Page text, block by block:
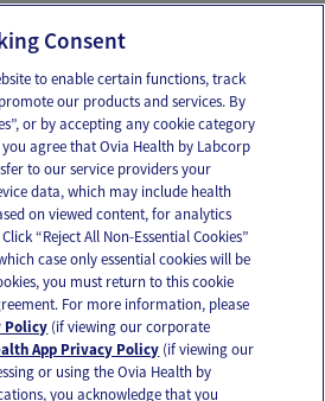
Consent
to enable certain functions, track
our products and services. By
or by accepting any cookie category
agree that Ovia Health by Labcorp
to our service providers your
data, which may include health
on viewed content, for analytics
“Reject All Non-Essential Cookies”
case only essential cookies will be
you must return to this cookie
For more information, please
Policy (if viewing our corporate
App Privacy Policy (if viewing our
or using the Ovia Health by
you acknowledge that you